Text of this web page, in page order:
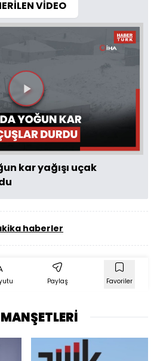
VİDEO
Videoyu
Oynat
kar yağışı uçak
haberler
Paylaş Favoriler